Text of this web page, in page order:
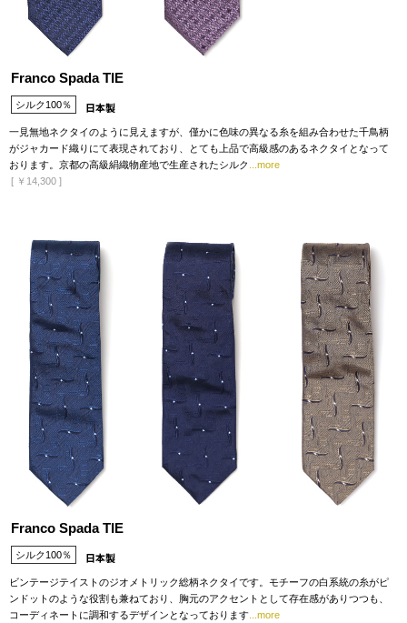
Franco Spada TIE
シルク100％
一見無地ネクタイのように見えますが、僅かに色味の異なる糸を組み合わせた千鳥柄
がジャカード織りにて表現されており、とても上品で高級感のあるネクタイとなって
おります。京都の高級絹織物産地で生産されたシルク
...more
[ ￥14,300 ]
Franco Spada TIE
シルク100％
ビンテージテイストのジオメトリック総柄ネクタイです。モチーフの白系統の糸がピ
ンドットのような役割も兼ねており、胸元のアクセントとして存在感がありつつも、
コーディネートに調和するデザインとなっております ...more